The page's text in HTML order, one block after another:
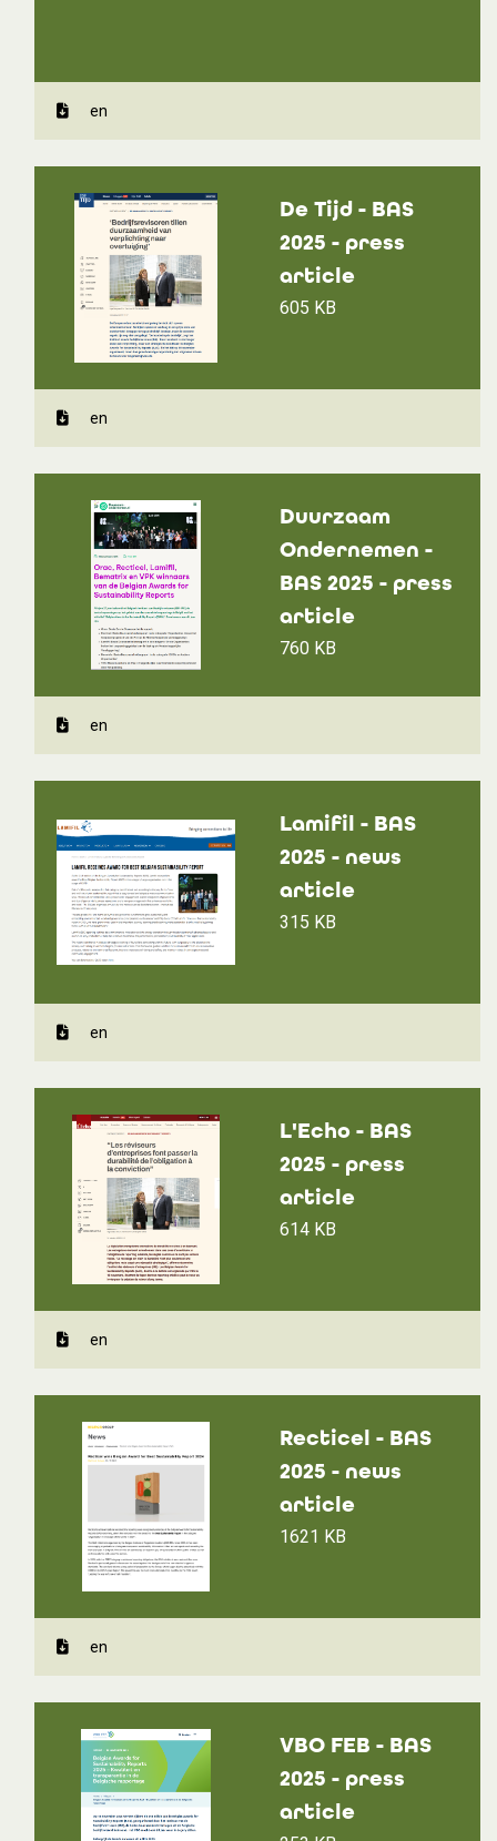
en
De Tijd - BAS
2025 - press
article
605 KB
en
Duurzaam
Ondernemen -
BAS 2025 - press
article
760 KB
en
Lamifil - BAS
2025 - news
article
315 KB
en
L'Echo - BAS
2025 - press
article
614 KB
en
Recticel - BAS
2025 - news
article
1621 KB
en
VBO FEB - BAS
2025 - press
article